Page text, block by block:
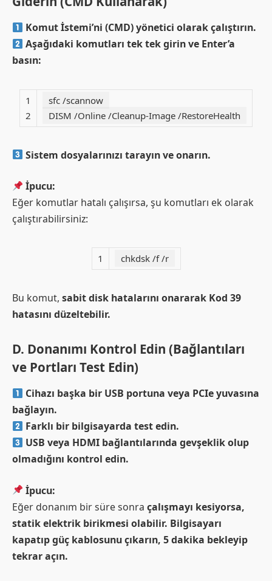
Komut İstemi’ni (CMD) yönetici olarak çalıştırın.
Aşağıdaki komutları tek tek girin ve Enter’a
basın:
1
2
sfc /scannow
DISM /Online /Cleanup-Image /RestoreHealth
Sistem dosyalarınızı tarayın ve onarın.
İpucu:
Eğer komutlar hatalı çalışırsa, şu komutları ek olarak
çalıştırabilirsiniz:
1 chkdsk /f /r
Bu komut, sabit disk hatalarını onararak Kod 39
hatasını düzeltebilir.
D. Donanımı Kontrol Edin (Bağlantıları
ve Portları Test Edin)
Cihazı başka bir USB portuna veya PCIe yuvasına
bağlayın.
Farklı bir bilgisayarda test edin.
USB veya HDMI bağlantılarında gevşeklik olup
olmadığını kontrol edin.
İpucu:
Eğer donanım bir süre sonra çalışmayı kesiyorsa,
statik elektrik birikmesi olabilir. Bilgisayarı
kapatıp güç kablosunu çıkarın, 5 dakika bekleyip
tekrar açın.